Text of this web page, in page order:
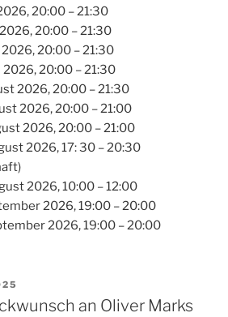
20:00 – 21:30
20:00 – 21:30
2026, 20:00 – 21:30
2026, 20:00 – 21:30
2026, 20:00 – 21:30
2026, 20:00 – 21:00
2026, 20:00 – 21:00
2026, 17: 30 – 20:30
2026, 10:00 – 12:00
2026, 19:00 – 20:00
2026, 19:00 – 20:00
an Oliver Marks